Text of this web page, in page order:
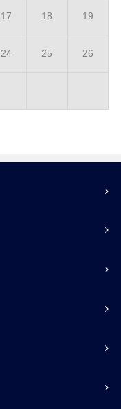
17 18 19
24 25 26